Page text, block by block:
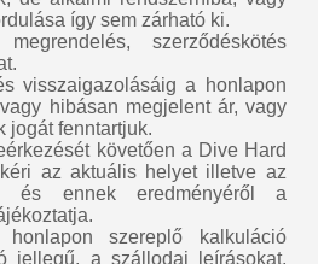
így sem zárható ki.
szerződéskötés
visszaigazolásáig a honlapon
hibásan megjelent ár, vagy
jogát fenntartjuk.
követően a Dive Hard
az aktuális helyet illetve az
és ennek eredményéről a
honlapon szereplő kalkuláció
jellegű, a szállodai leírásokat,